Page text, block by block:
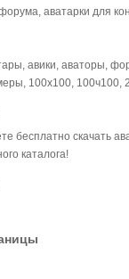
аватарки для
авики, аваторы,
100x100, 100ч100,
бесплатно скачать
каталога!